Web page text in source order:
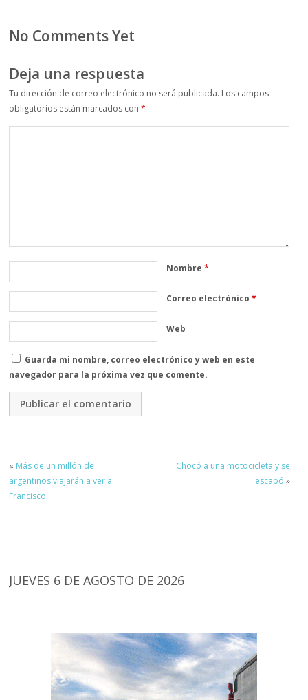
No Comments Yet
Deja una respuesta
Tu dirección de correo electrónico no será publicada. Los campos
obligatorios están marcados con*
Nombre*
Correo electrónico*
Web
Guarda mi nombre, correo electrónico y web en este
navegador para la próxima vez que comente.
« Más de un millón de
argentinos viajarán a ver a
Francisco
Chocó a una motocicleta y se
escapó »
JUEVES 6 DE AGOSTO DE 2026